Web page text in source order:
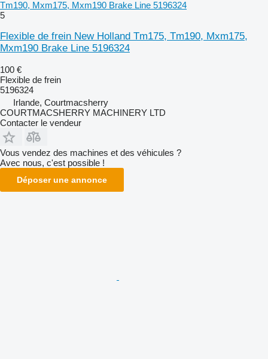
Tm190, Mxm175, Mxm190 Brake Line 5196324
5
Flexible de frein New Holland Tm175, Tm190, Mxm175,
Mxm190 Brake Line 5196324
100 €
Flexible de frein
5196324
Irlande, Courtmacsherry
COURTMACSHERRY MACHINERY LTD
Contacter le vendeur
Vous vendez des machines et des véhicules ?
Avec nous, c'est possible !
Déposer une annonce